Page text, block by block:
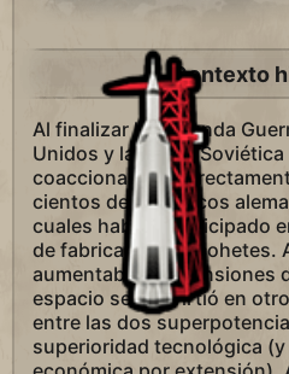
Contexto
Al finalizar la Segunda
Unidos y la Unión
coaccionaron o
cientos de científicos
cuales habían participado
de fabricación de cohetes.
aumentaban las tensiones
espacio se convirtió en
entre las dos
superioridad tecnológica